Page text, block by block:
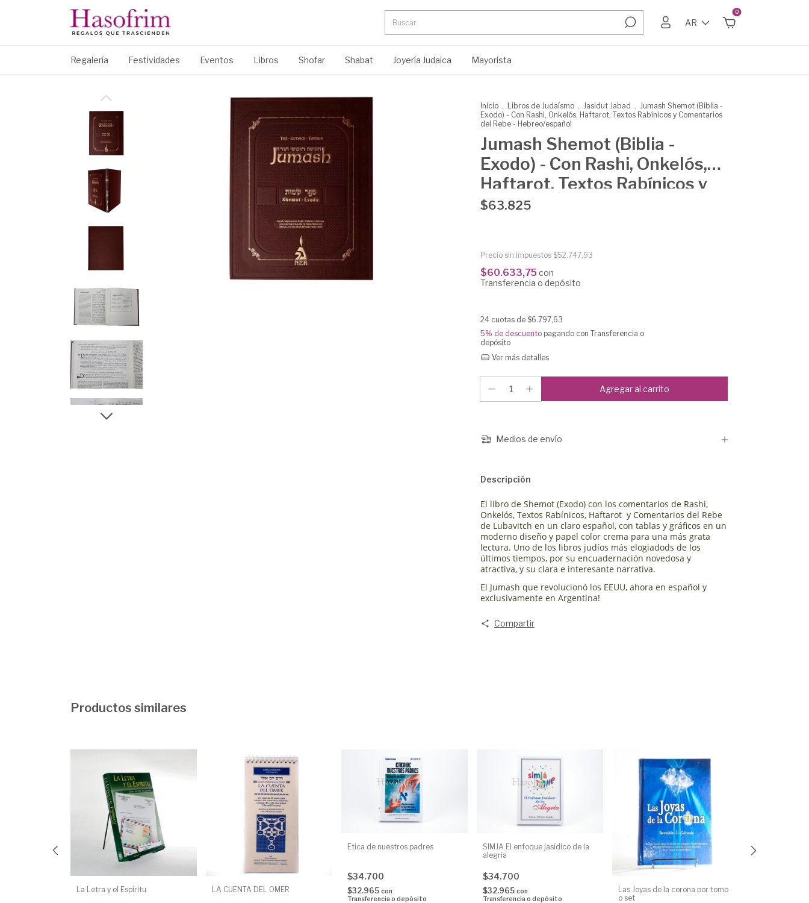
AR
0
Regalería Festividades Eventos Libros Shofar Shabat Joyería Judaica Mayorista
Inicio . Libros de Judaísmo . Jasidut Jabad .
Jumash Shemot (Biblia -
Exodo) - Con Rashi, Onkelós, Haftarot, Textos Rabínicos y Comentarios
del Rebe - Hebreo/español
Jumash Shemot (Biblia -
Exodo) - Con Rashi, Onkelós,
Haftarot, Textos Rabínicos y
Comentarios del Rebe -
$63.825
Precio sin impuestos $52.747,93
$60.633,75 con
Transferencia o depósito
24 cuotas de $6.797,63
5% de descuento pagando con Transferencia o
depósito
Ver más detalles
Medios de envío
Descripción
El libro de Shemot (Exodo) con los comentarios de Rashi,
Onkelós, Textos Rabínicos, Haftarot y Comentarios del Rebe
de Lubavitch en un claro español, con tablas y gráficos en un
moderno diseño y papel color crema para una más grata
lectura. Uno de los libros judíos más elogiadods de los
últimos tiempos, por su encuadernación novedosa y
atractiva, y su clara e interesante narrativa.
El Jumash que revolucionó los EEUU, ahora en español y
exclusivamente en Argentina!
Compartir
Productos similares
La Letra y el Espiritu LA CUENTA DEL OMER
Ética de nuestros padres
$34.700
$32.965 con
Transferencia o depósito
SIMJA El enfoque jasídico de la
alegría
$34.700
$32.965 con
Transferencia o depósito
Las Joyas de la corona por tomo
o set